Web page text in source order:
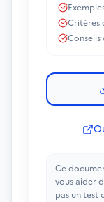
Critères
Ce
vous aider
pas un test